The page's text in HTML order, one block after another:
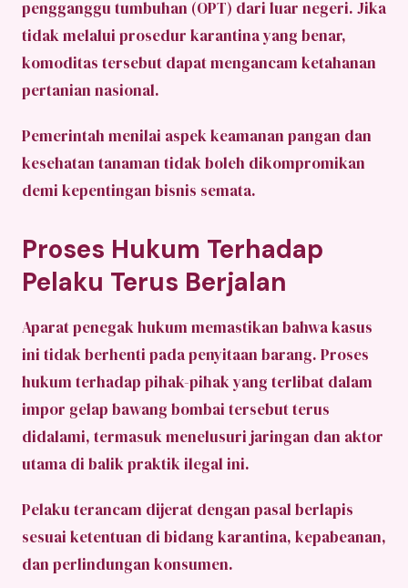
pengganggu tumbuhan (OPT) dari luar negeri. Jika
tidak melalui prosedur karantina yang benar,
komoditas tersebut dapat mengancam ketahanan
pertanian nasional.
Pemerintah menilai aspek keamanan pangan dan
kesehatan tanaman tidak boleh dikompromikan
demi kepentingan bisnis semata.
Proses Hukum Terhadap
Pelaku Terus Berjalan
Aparat penegak hukum memastikan bahwa kasus
ini tidak berhenti pada penyitaan barang. Proses
hukum terhadap pihak-pihak yang terlibat dalam
impor gelap bawang bombai tersebut terus
didalami, termasuk menelusuri jaringan dan aktor
utama di balik praktik ilegal ini.
Pelaku terancam dijerat dengan pasal berlapis
sesuai ketentuan di bidang karantina, kepabeanan,
dan perlindungan konsumen.